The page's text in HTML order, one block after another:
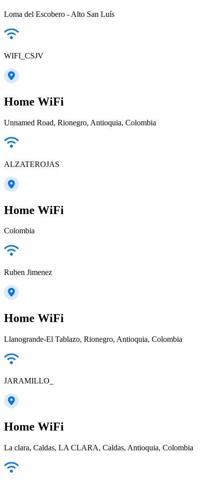
Loma del Escobero - Alto San Luís
WIFI_CSJV
Home WiFi
Unnamed Road, Rionegro, Antioquia, Colombia
ALZATEROJAS
Home WiFi
Colombia
Ruben Jimenez
Home WiFi
Llanogrande-El Tablazo, Rionegro, Antioquia, Colombia
JARAMILLO_
Home WiFi
La clara, Caldas, LA CLARA, Caldas, Antioquia, Colombia